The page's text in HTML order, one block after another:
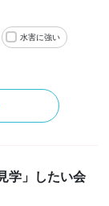
水害に強い
学」したい会